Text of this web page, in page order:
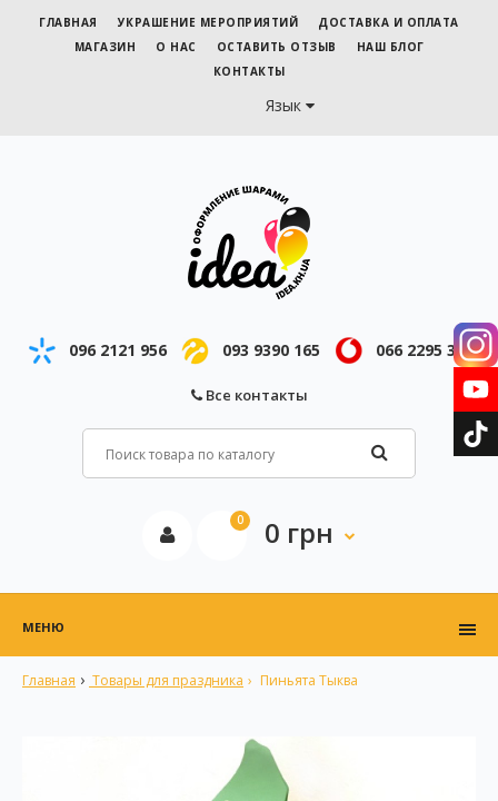
ГЛАВНАЯ УКРАШЕНИЕ МЕРОПРИЯТИЙ
ДОСТАВКА И ОПЛАТА
МАГАЗИН
О НАС ОСТАВИТЬ ОТЗЫВ
НАШ БЛОГ
КОНТАКТЫ
Язык
096 2121 956 093 9390 165 066 2295 343
Все контакты
0 0 грн
МЕНЮ
Главная Товары для праздника Пиньята Тыква